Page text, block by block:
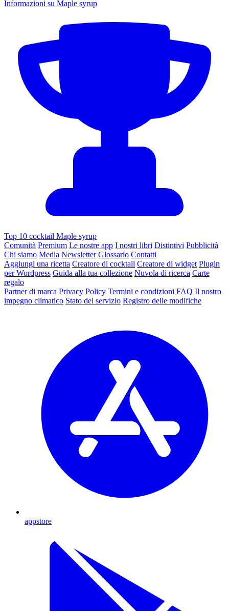
Informazioni su Maple syrup
Top 10 cocktail Maple syrup
Comunità Premium Le nostre app I nostri libri Distintivi Pubblicità
Chi siamo Media Newsletter Glossario Contatti
Aggiungi una ricetta Creatore di cocktail Creatore di widget Plugin
per Wordpress Guida alla tua collezione Nuvola di ricerca Carte
regalo
Partner di marca Privacy Policy Termini e condizioni FAQ Il nostro
impegno climatico Stato del servizio Registro delle modifiche
appstore